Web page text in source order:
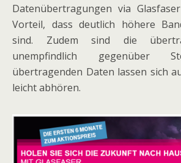
Datenübertragungen via
Vorteil, dass deutlich höhere
sind. Zudem sind die
unempfindlich gegenüber
übertragenden Daten lassen sich
leicht abhören.